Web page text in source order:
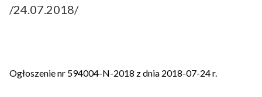
/24.07.2018/
Ogłoszenie nr 594004-N-2018 z dnia 2018-07-24 r.